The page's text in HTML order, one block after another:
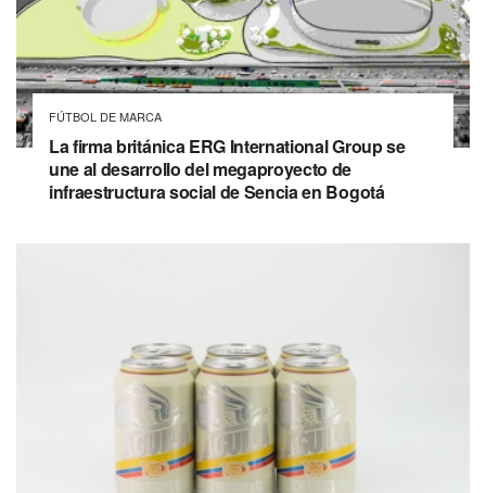
FÚTBOL DE MARCA
La firma británica ERG International Group se
une al desarrollo del megaproyecto de
infraestructura social de Sencia en Bogotá